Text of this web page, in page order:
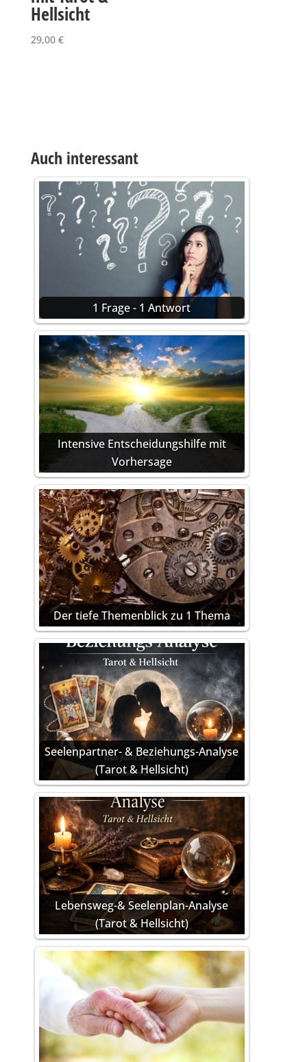
Hellsicht
29,00 €
Auch interessant
1 Frage - 1 Antwort
Intensive Entscheidungshilfe mit
Vorhersage
Der tiefe Themenblick zu 1 Thema
Seelenpartner- & Beziehungs-Analyse
(Tarot & Hellsicht)
Lebensweg-& Seelenplan-Analyse
(Tarot & Hellsicht)